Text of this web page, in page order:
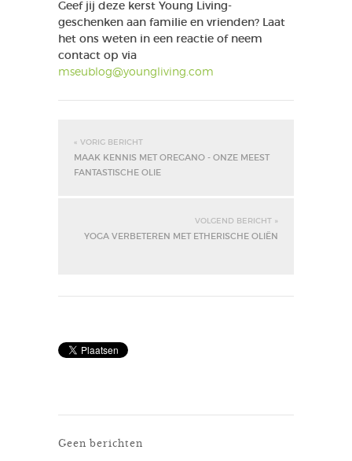
Geef jij deze kerst Young Living-
geschenken aan familie en vrienden? Laat
het ons weten in een reactie of neem
contact op via
mseublog@youngliving.com
« VORIG BERICHT
MAAK KENNIS MET OREGANO - ONZE MEEST
FANTASTISCHE OLIE
VOLGEND BERICHT »
YOGA VERBETEREN MET ETHERISCHE OLIËN
Geen berichten